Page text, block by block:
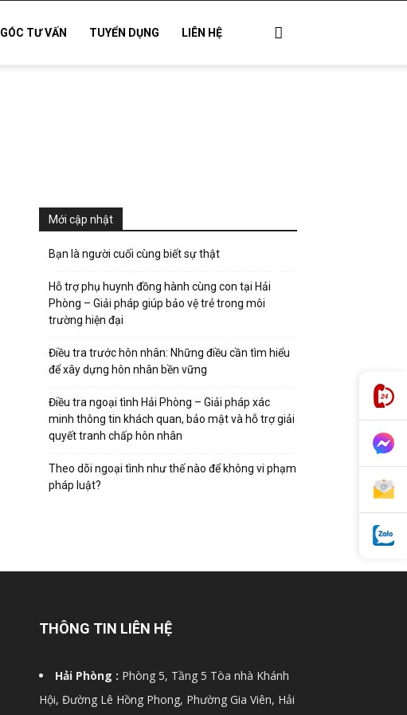
GÓC TƯ VẤN TUYỂN DỤNG LIÊN HỆ
Mới cập nhật
Bạn là người cuối cùng biết sự thật
Hỗ trợ phụ huynh đồng hành cùng con tại Hải
Phòng – Giải pháp giúp bảo vệ trẻ trong môi
trường hiện đại
Điều tra trước hôn nhân: Những điều cần tìm hiểu
để xây dựng hôn nhân bền vững
Điều tra ngoại tình Hải Phòng – Giải pháp xác
minh thông tin khách quan, bảo mật và hỗ trợ giải
quyết tranh chấp hôn nhân
Theo dõi ngoại tình như thế nào để không vi phạm
pháp luật?
THÔNG TIN LIÊN HỆ
Hải Phòng : Phòng 5, Tầng 5 Tòa nhà Khánh
Hội, Đường Lê Hồng Phong, Phường Gia Viên, Hải